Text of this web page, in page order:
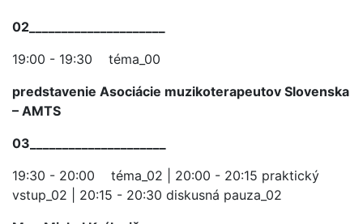
02
19:00 - 19:30 téma_00
predstavenie Asociácie muzikoterapeutov Slovenska
– AMTS
03
19:30 - 20:00 téma_02 | 20:00 - 20:15 praktický
vstup_02 | 20:15 - 20:30 diskusná pauza_02